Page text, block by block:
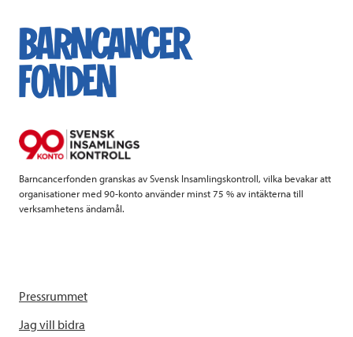
e
b
k
t
t
k
e
Barncancerfonden granskas av Svensk Insamlingskontroll, vilka bevakar att
organisationer med 90-konto använder minst 75 % av intäkterna till
verksamhetens ändamål.
Pressrummet
Jag vill bidra